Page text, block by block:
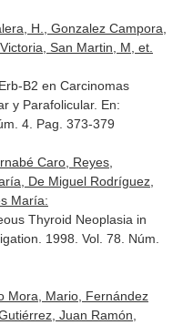
H., Gonzalez Campora,
San Martin, M, et.
B2 en Carcinomas
y Parafolicular. En:
4. Pag. 373-379
Caro, Reyes,
De Miguel Rodríguez,
María:
Thyroid Neoplasia in
. 1998. Vol. 78. Núm.
Mora, Mario, Fernández
Juan Ramón,